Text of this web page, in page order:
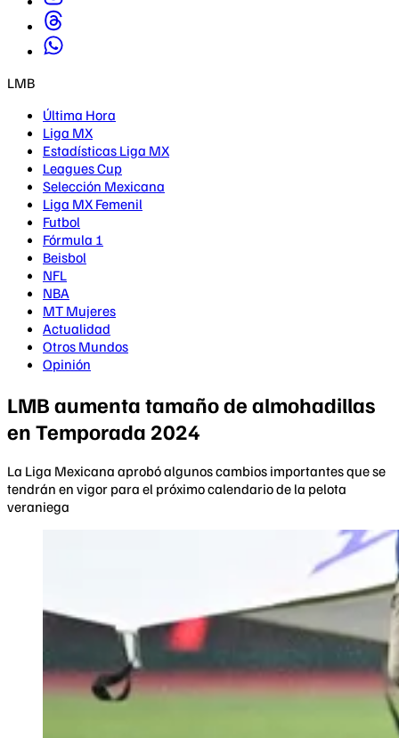
LMB
Última Hora
Liga MX
Estadísticas Liga MX
Leagues Cup
Selección Mexicana
Liga MX Femenil
Futbol
Fórmula 1
Beisbol
NFL
NBA
MT Mujeres
Actualidad
Otros Mundos
Opinión
LMB aumenta tamaño de almohadillas
en Temporada 2024
La Liga Mexicana aprobó algunos cambios importantes que se
tendrán en vigor para el próximo calendario de la pelota
veraniega